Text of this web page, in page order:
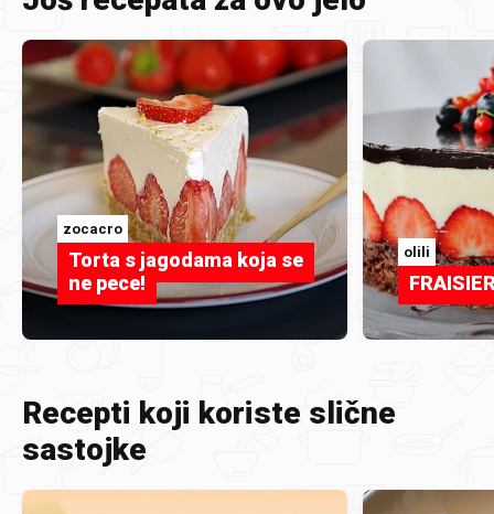
zocacro
Torta s jagodama koja se
ne pece!
olili
Recepti koji koriste slične
sastojke